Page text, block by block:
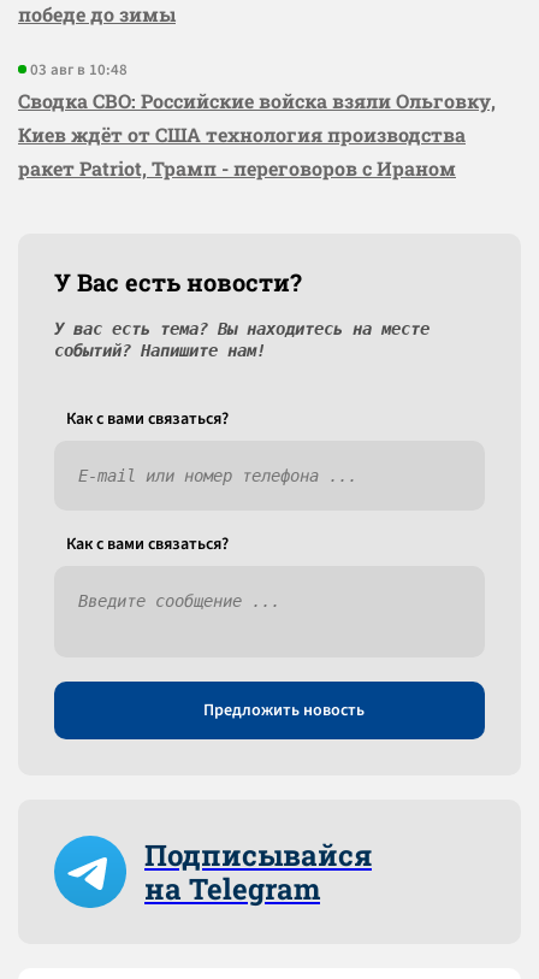
победе до зимы
03 авг в 10:48
Сводка СВО: Российские войска взяли Ольговку,
Киев ждёт от США технология производства
ракет Patriot, Трамп - переговоров с Ираном
У Вас есть новости?
У вас есть тема? Вы находитесь на месте
событий? Напишите нам!
Как c вами связаться?
Как c вами связаться?
Предложить новость
Подписывайся
на Telegram